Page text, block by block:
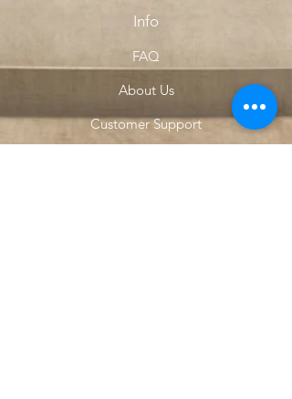
Info
FAQ
About Us
Customer Support